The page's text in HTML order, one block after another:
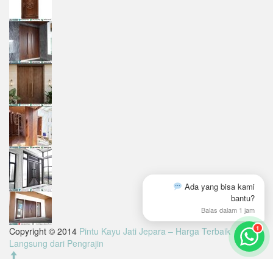
Copyright © 2014 Pintu Kayu Jati Jepara – Harga Terbaik
Langsung dari Pengrajin
Ada yang bisa kami
bantu?
Balas dalam 1 jam
1